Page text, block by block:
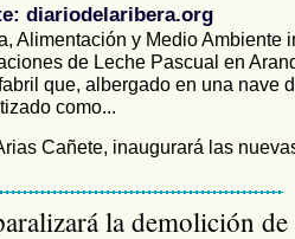
diariodelaribera.org
Alimentación y Medio Ambiente
de Leche Pascual en
que, albergado en una nave
como...
Cañete, inaugurará las
la demolición de